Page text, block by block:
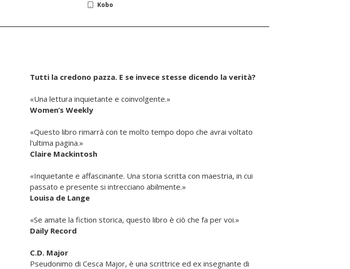
Kobo
Tutti la credono pazza. E se invece stesse dicendo la verità?
«Una lettura inquietante e coinvolgente.»
Women’s Weekly
«Questo libro rimarrà con te molto tempo dopo che avrai voltato
l'ultima pagina.»
Claire Mackintosh
«Inquietante e affascinante. Una storia scritta con maestria, in cui
passato e presente si intrecciano abilmente.»
Louisa de Lange
«Se amate la fiction storica, questo libro è ciò che fa per voi.»
Daily Record
C.D. Major
Pseudonimo di Cesca Major, è una scrittrice ed ex insegnante di